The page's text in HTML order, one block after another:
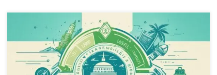
Descubra onde fazer Seguro Viagem com confiança. Encontre as